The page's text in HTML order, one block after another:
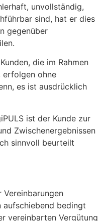
unvollständig,
sind, hat er dies
gegenüber
die im Rahmen
erfolgen ohne
es ist ausdrücklich
ist der Kunde zur
Zwischenergebnissen
sinnvoll beurteilt
Vereinbarungen
aufschiebend bedingt
vereinbarten Vergütung